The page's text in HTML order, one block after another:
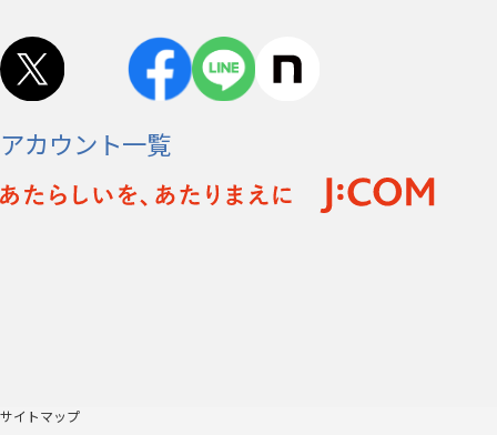
アカウント一覧
サイトマップ